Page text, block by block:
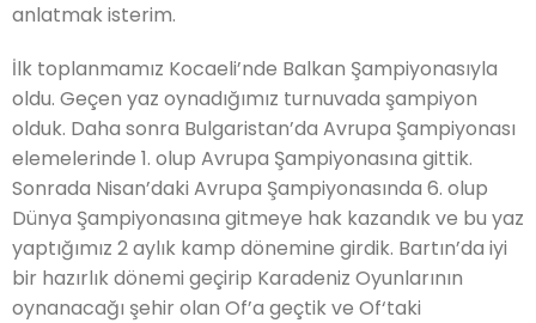
anlatmak isterim.
İlk toplanmamız Kocaeli’nde Balkan Şampiyonasıyla
oldu. Geçen yaz oynadığımız turnuvada şampiyon
olduk. Daha sonra Bulgaristan’da Avrupa Şampiyonası
elemelerinde 1. olup Avrupa Şampiyonasına gittik.
Sonrada Nisan’daki Avrupa Şampiyonasında 6. olup
Dünya Şampiyonasına gitmeye hak kazandık ve bu yaz
yaptığımız 2 aylık kamp dönemine girdik. Bartın’da iyi
bir hazırlık dönemi geçirip Karadeniz Oyunlarının
oynanacağı şehir olan Of’a geçtik ve Of‘taki